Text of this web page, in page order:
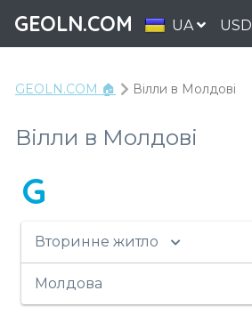
GEOLN.COM UA USD
GEOLN.COM 🏠 Вілли в Молдові
Вілли в Молдові
G
Вторинне житло
Молдова